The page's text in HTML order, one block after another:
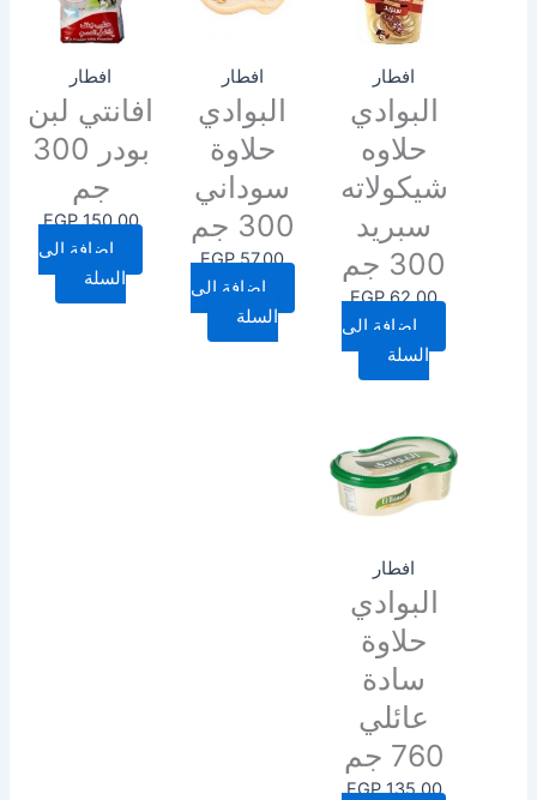
افطار
البوادي
حلاوه
شيكولاته
سبريد
300 جم
EGP62.00
إضافة إلى
السلة
افطار
البوادي
حلاوة
سوداني
300 جم
EGP57.00
إضافة إلى
السلة
افطار
افانتي لبن
بودر 300
جم
EGP150.00
إضافة إلى
السلة
افطار
البوادي
حلاوة
سادة
عائلي
760 جم
EGP135.00